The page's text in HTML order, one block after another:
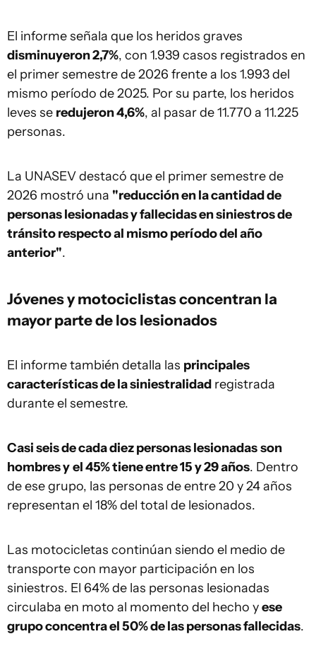
El informe señala que los heridos graves
disminuyeron 2,7%, con 1.939 casos registrados en
el primer semestre de 2026 frente a los 1.993 del
mismo período de 2025. Por su parte, los heridos
leves se redujeron 4,6%, al pasar de 11.770 a 11.225
personas.
La UNASEV destacó que el primer semestre de
2026 mostró una "reducción en la cantidad de
personas lesionadas y fallecidas en siniestros de
tránsito respecto al mismo período del año
anterior".
Jóvenes y motociclistas concentran la
mayor parte de los lesionados
El informe también detalla las principales
características de la siniestralidad registrada
durante el semestre.
Casi seis de cada diez personas lesionadasson
hombres yel 45% tiene entre 15 y 29 años. Dentro
de ese grupo, las personas de entre 20 y 24 años
representan el 18% del total de lesionados.
Las motocicletas continúan siendo el medio de
transporte con mayor participación en los
siniestros. El 64% de las personas lesionadas
circulaba en moto al momento del hecho yese
grupo concentra el 50% de las personas fallecidas.